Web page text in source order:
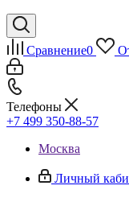
Сравнение0
Телефоны
+7 499 350-88-57
Москва
Личный